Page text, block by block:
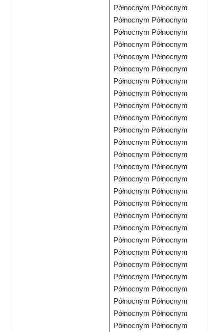
Północnym Północnym
Północnym Północnym
Północnym Północnym
Północnym Północnym
Północnym Północnym
Północnym Północnym
Północnym Północnym
Północnym Północnym
Północnym Północnym
Północnym Północnym
Północnym Północnym
Północnym Północnym
Północnym Północnym
Północnym Północnym
Północnym Północnym
Północnym Północnym
Północnym Północnym
Północnym Północnym
Północnym Północnym
Północnym Północnym
Północnym Północnym
Północnym Północnym
Północnym Północnym
Północnym Północnym
Północnym Północnym
Północnym Północnym
Północnym Północnym